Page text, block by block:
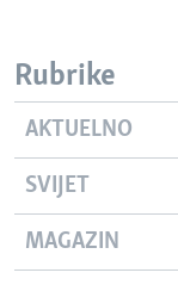
Rubrike
AKTUELNO
SVIJET
MAGAZIN